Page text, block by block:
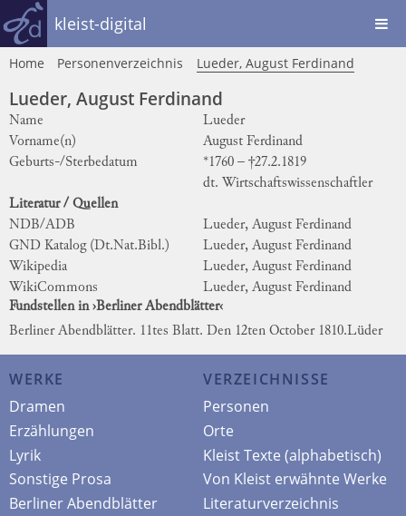
kleist-digital
Home Personenverzeichnis Lueder, August Ferdinand
Lueder, August Ferdinand
Name
Lueder
Vorname(n)
August Ferdinand
Geburts-/Sterbedatum
*1760 – †27.2.1819
dt. Wirtschaftswissenschaftler
Literatur / Quellen
NDB/ADB
Lueder, August Ferdinand
GND Katalog (Dt.Nat.Bibl.)
Lueder, August Ferdinand
Wikipedia
Lueder, August Ferdinand
WikiCommons
Lueder, August Ferdinand
Fundstellen in ›Berliner Abendblätter‹
Berliner Abendblätter. 11tes Blatt. Den 12ten October 1810.Lüder
WERKE
Dramen
Erzählungen
Lyrik
Sonstige Prosa
Berliner Abendblätter
VERZEICHNISSE
Personen
Orte
Kleist Texte (alphabetisch)
Von Kleist erwähnte Werke
Literaturverzeichnis